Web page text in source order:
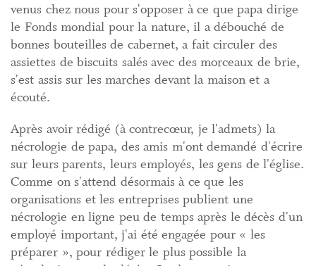
venus chez nous pour s'opposer à ce que papa dirige
le Fonds mondial pour la nature, il a débouché de
bonnes bouteilles de cabernet, a fait circuler des
assiettes de biscuits salés avec des morceaux de brie,
s'est assis sur les marches devant la maison et a
écouté.
Après avoir rédigé (à contrecœur, je l'admets) la
nécrologie de papa, des amis m'ont demandé d'écrire
sur leurs parents, leurs employés, les gens de l'église.
Comme on s'attend désormais à ce que les
organisations et les entreprises publient une
nécrologie en ligne peu de temps après le décès d'un
employé important, j'ai été engagée pour « les
préparer », pour rédiger le plus possible la